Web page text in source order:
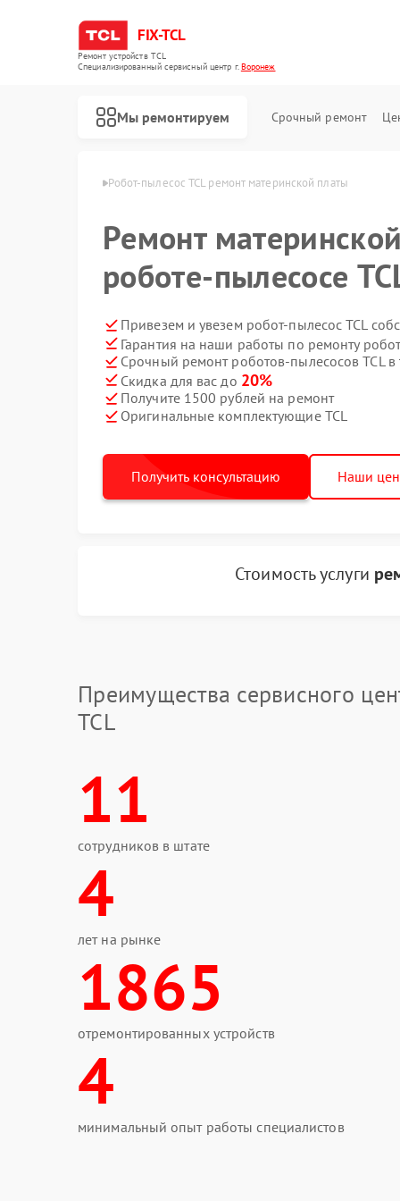
FIX-TCL
Ремонт устройств TCL
Специализированный cервисный центр г.Воронеж
Мы ремонтируем Срочный ремонт
Робот-пылесос TCL ремонт материнской платы
Ремонт
роботе-пылесосе
Привезем и увезем робот-пылесос TCL
Гарантия на наши работы по ремонту
Срочный ремонт роботов-пылесосов TCL в
Скидка для вас до 20%
Получите 1500 рублей на ремонт
Оригинальные комплектующие TCL
Получить консультацию Наши
Стоимость услуги
Преимущества сервисного
TCL
11
сотрудников в штате
4
лет на рынке
1865
отремонтированных устройств
4
минимальный опыт работы специалистов